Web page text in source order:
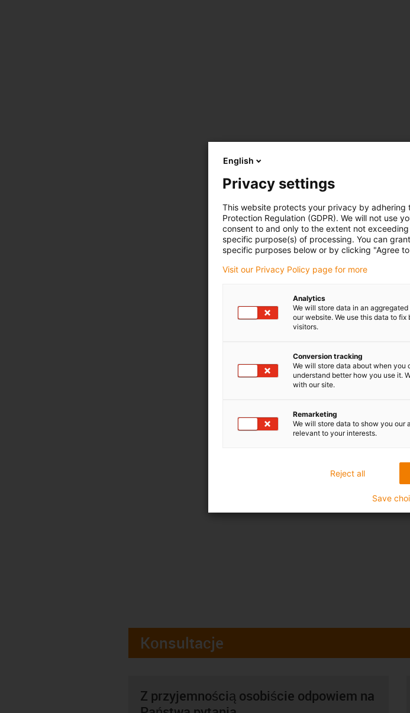
Konsultacje
Z przyjemnością osobiście odpowiem na
English
Privacy settings
This website protects your privacy by adhering
Protection Regulation (GDPR). We will not use
consent to and only to the extent not
specific purpose(s) of processing. You can
specific purposes below or by clicking "Agree to
Visit our Privacy Policy page for more
Analytics
We will store data in an
our website. We use this data to
visitors.
Conversion tracking
We will store data about when
understand better how you use it.
with our site.
Remarketing
We will store data to show you our
relevant to your interests.
Reject all
Save